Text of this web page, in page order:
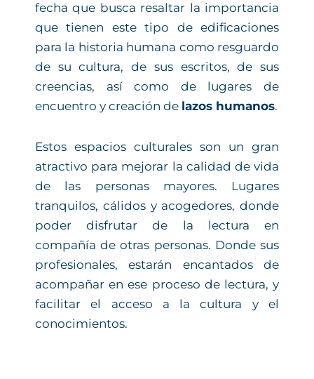
fecha que busca resaltar la importancia
que tienen este tipo de edificaciones
para la historia humana como resguardo
de su cultura, de sus escritos, de sus
creencias, así como de lugares de
encuentro y creación de lazos humanos.
Estos espacios culturales son un gran
atractivo para mejorar la calidad de vida
de las personas mayores. Lugares
tranquilos, cálidos y acogedores, donde
poder disfrutar de la lectura en
compañía de otras personas. Donde sus
profesionales, estarán encantados de
acompañar en ese proceso de lectura, y
facilitar el acceso a la cultura y el
conocimientos.